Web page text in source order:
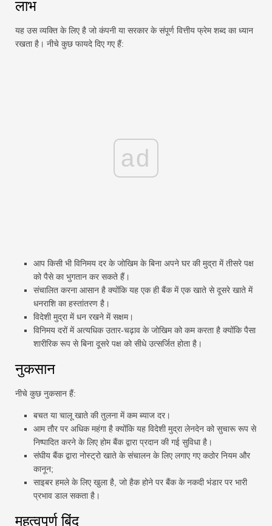
लाभ
यह उस व्यक्ति के लिए है जो कंपनी या सरकार के संपूर्ण वित्तीय फ्रेम शब्द का ध्यान
रखता है। नीचे कुछ फायदे दिए गए हैं:
ad
आप किसी भी विनिमय दर के जोखिम के बिना अपने घर की मुद्रा में तीसरे पक्ष
को पैसे का भुगतान कर सकते हैं।
संचालित करना आसान है क्योंकि यह एक ही बैंक में एक खाते से दूसरे खाते में
धनराशि का हस्तांतरण है।
विदेशी मुद्रा में धन रखने में सक्षम।
विनिमय दरों में अत्यधिक उतार-चढ़ाव के जोखिम को कम करता है क्योंकि पैसा
शारीरिक रूप से बिना दूसरे पक्ष को सीधे उत्सर्जित होता है।
नुकसान
नीचे कुछ नुकसान हैं:
बचत या चालू खाते की तुलना में कम ब्याज दर।
आम तौर पर अधिक महंगा है क्योंकि यह विदेशी मुद्रा लेनदेन को सुचारू रूप से
निष्पादित करने के लिए होम बैंक द्वारा प्रदान की गई सुविधा है।
संघीय बैंक द्वारा नोस्ट्रो खाते के संचालन के लिए लगाए गए कठोर नियम और
कानून;
साइबर हमले के लिए खुला है, जो हैक होने पर बैंक के नकदी भंडार पर भारी
प्रभाव डाल सकता है।
महत्वपूर्ण बिंदु